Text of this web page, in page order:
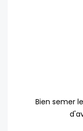
Bien semer